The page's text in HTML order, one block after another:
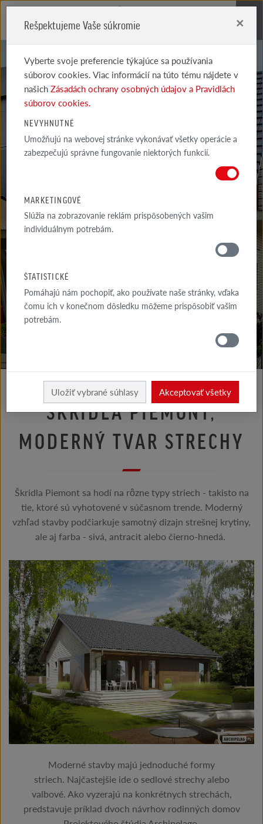
RADY
ARCHITEKTA
RADY
STRECHA
ŠKRIDLA PIEMONT,
MODERNÝ TVAR STRECHY
Škridla Piemont sa hodí na rôzne typy striech - takisto na
tie, ktoré sú vyhotovené v súčasnom trende. Moderný
vzhľad stavby podčiarkuje samotný dizajn strešnej krytiny,
ale aj farba - sivá, antracit alebo čierno-hnedá.
Moderné stavby majú jednoduché formy
striech. Najčastejšie ide o sedlové strechy alebo
valbové. Ako vyzerajú na konkrétnych strechách,
predstavuje príklad dvoch návrhov rodinných domov
Rešpektujeme Vaše súkromie ×
Vyberte svoje preferencie týkajúce sa používania
súborov cookies. Viac informácií na túto tému nájdete v
našichZásadách ochrany osobných údajov a Pravidlách
súborov cookies.
NEVYHNUTNÉ
Umožňujú na webovej stránke vykonávať všetky operácie a
zabezpečujú správne fungovanie niektorých funkcií.
MARKETINGOVÉ
Slúžia na zobrazovanie reklám prispôsobených vašim
individuálnym potrebám.
ŠTATISTICKÉ
Pomáhajú nám pochopiť, ako používate naše stránky, vďaka
čomu ich v konečnom dôsledku môžeme prispôsobiť vašim
potrebám.
Uložiť vybrané súhlasy Akceptovať všetky